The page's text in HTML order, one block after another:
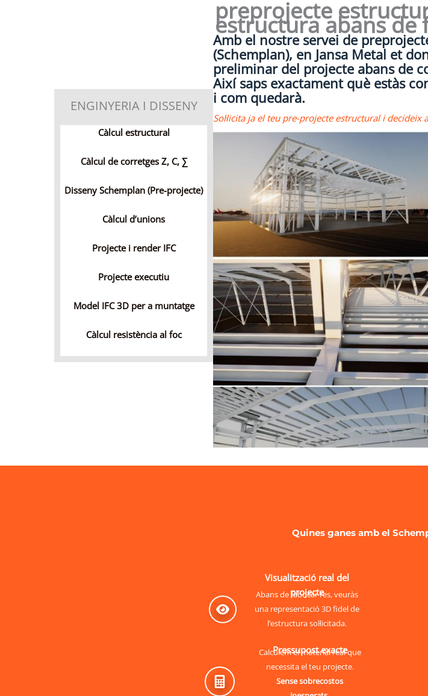
ENGINYERIA I DISSENY
Càlcul estructural
Càlcul de corretges Z, C, ∑
Disseny Schemplan (Pre-projecte)
Càlcul d’unions
Projecte i render IFC
Projecte executiu
Model IFC 3D per a muntatge
Càlcul resistència al foc
preprojecte
estructura abans de
Amb el nostre servei de
(Schemplan), en Jansa Metal et
preliminar del projecte abans de
Així saps exactament què estàs
i com quedarà.
Sol·licita ja el teu pre-projecte estructural i decideix
Quines ganes amb el
Visualització real del
projecte
Abans de fabricar res, veuràs
una representació 3D fidel de
l’estructura sol·licitada.
Pressupost exacte
Calculem el material real que
necessita el teu projecte.
Sense sobrecostos